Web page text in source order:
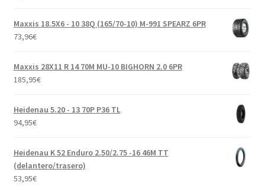
Maxxis 18.5X6 - 10 38Q (165/70-10) M-991 SPEARZ 6PR
73,96€
Maxxis 28X11 R 14 70M MU-10 BIGHORN 2.0 6PR
185,95€
Heidenau 5.20 - 13 70P P36 TL
94,95€
Heidenau K 52 Enduro 2.50/2.75 -16 46M TT
(delantero/trasero)
53,95€